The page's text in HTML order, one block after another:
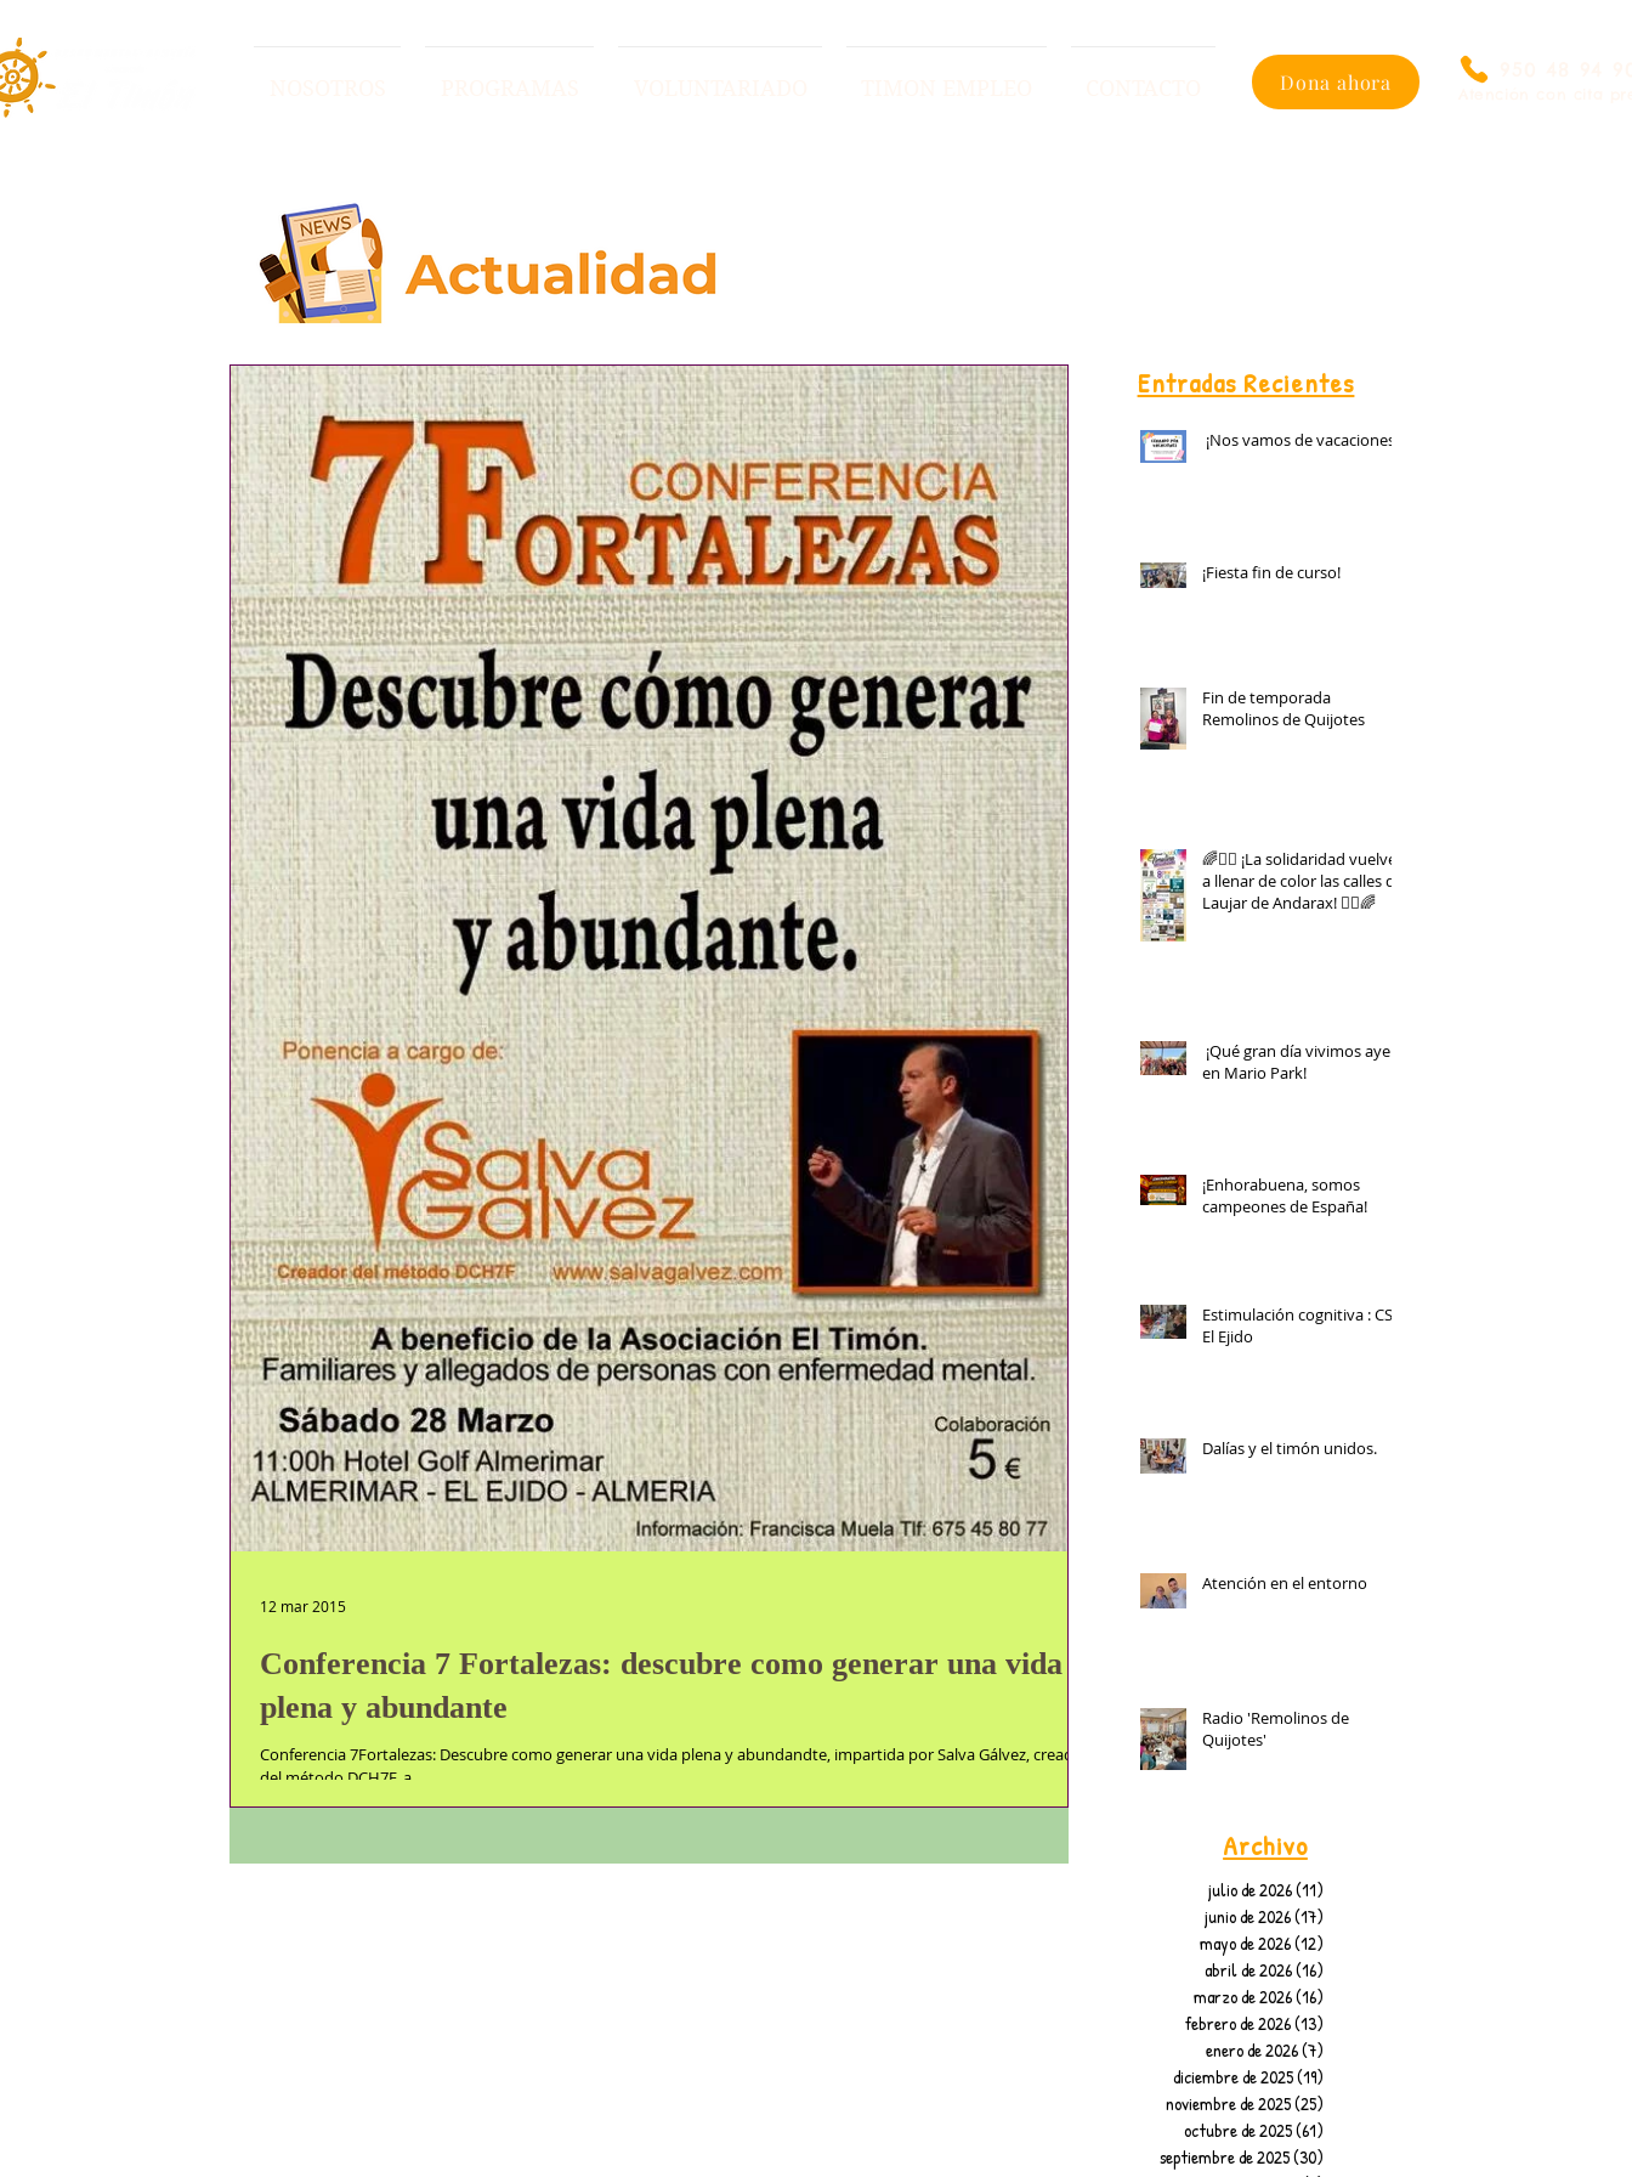
Dona ahora
Conferencia 7 Fortalezas: descubre como generar una vida
plena y abundante
Conferencia 7Fortalezas: Descubre como generar una vida plena y abundandte, impartida por Salva Gálvez, creador
del método DCH7F, a...
12 mar 2015
Entradas Recientes
¡Nos vamos de vacaciones!
¡Fiesta fin de curso!
Fin de temporada
Remolinos de Quijotes
🌈🏃‍♀️ ¡La solidaridad vuelve
a llenar de color las calles de
Laujar de Andarax! 🏃‍♂️🌈
¡Qué gran día vivimos ayer
en Mario Park!
¡Enhorabuena, somos
campeones de España!
Estimulación cognitiva : CS
El Ejido
Dalías y el timón unidos.
Atención en el entorno
Radio 'Remolinos de
Quijotes'
Archivo
julio de 2026(11)
junio de 2026(17)
mayo de 2026(12)
abril de 2026(16)
marzo de 2026(16)
febrero de 2026(13)
enero de 2026(7)
diciembre de 2025(19)
noviembre de 2025(25)
octubre de 2025(61)
septiembre de 2025(30)